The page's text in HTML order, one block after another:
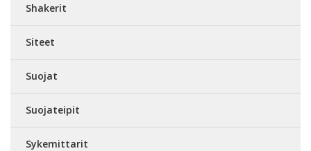
Shakerit
Siteet
Suojat
Suojateipit
Sykemittarit